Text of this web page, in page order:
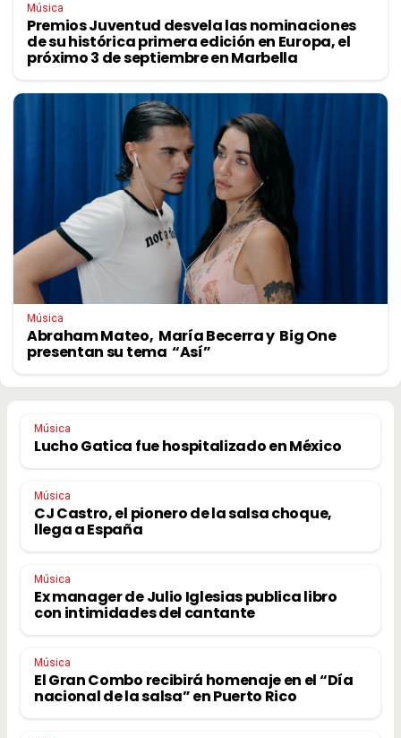
Música
Premios Juventud desvela las nominaciones
de su histórica primera edición en Europa, el
próximo 3 de septiembre en Marbella
Música
Abraham Mateo, María Becerra y Big One
presentan su tema “Así”
Música
Lucho Gatica fue hospitalizado en México
Música
CJ Castro, el pionero de la salsa choque,
llega a España
Música
Ex manager de Julio Iglesias publica libro
con intimidades del cantante
Música
El Gran Combo recibirá homenaje en el “Día
nacional de la salsa” en Puerto Rico